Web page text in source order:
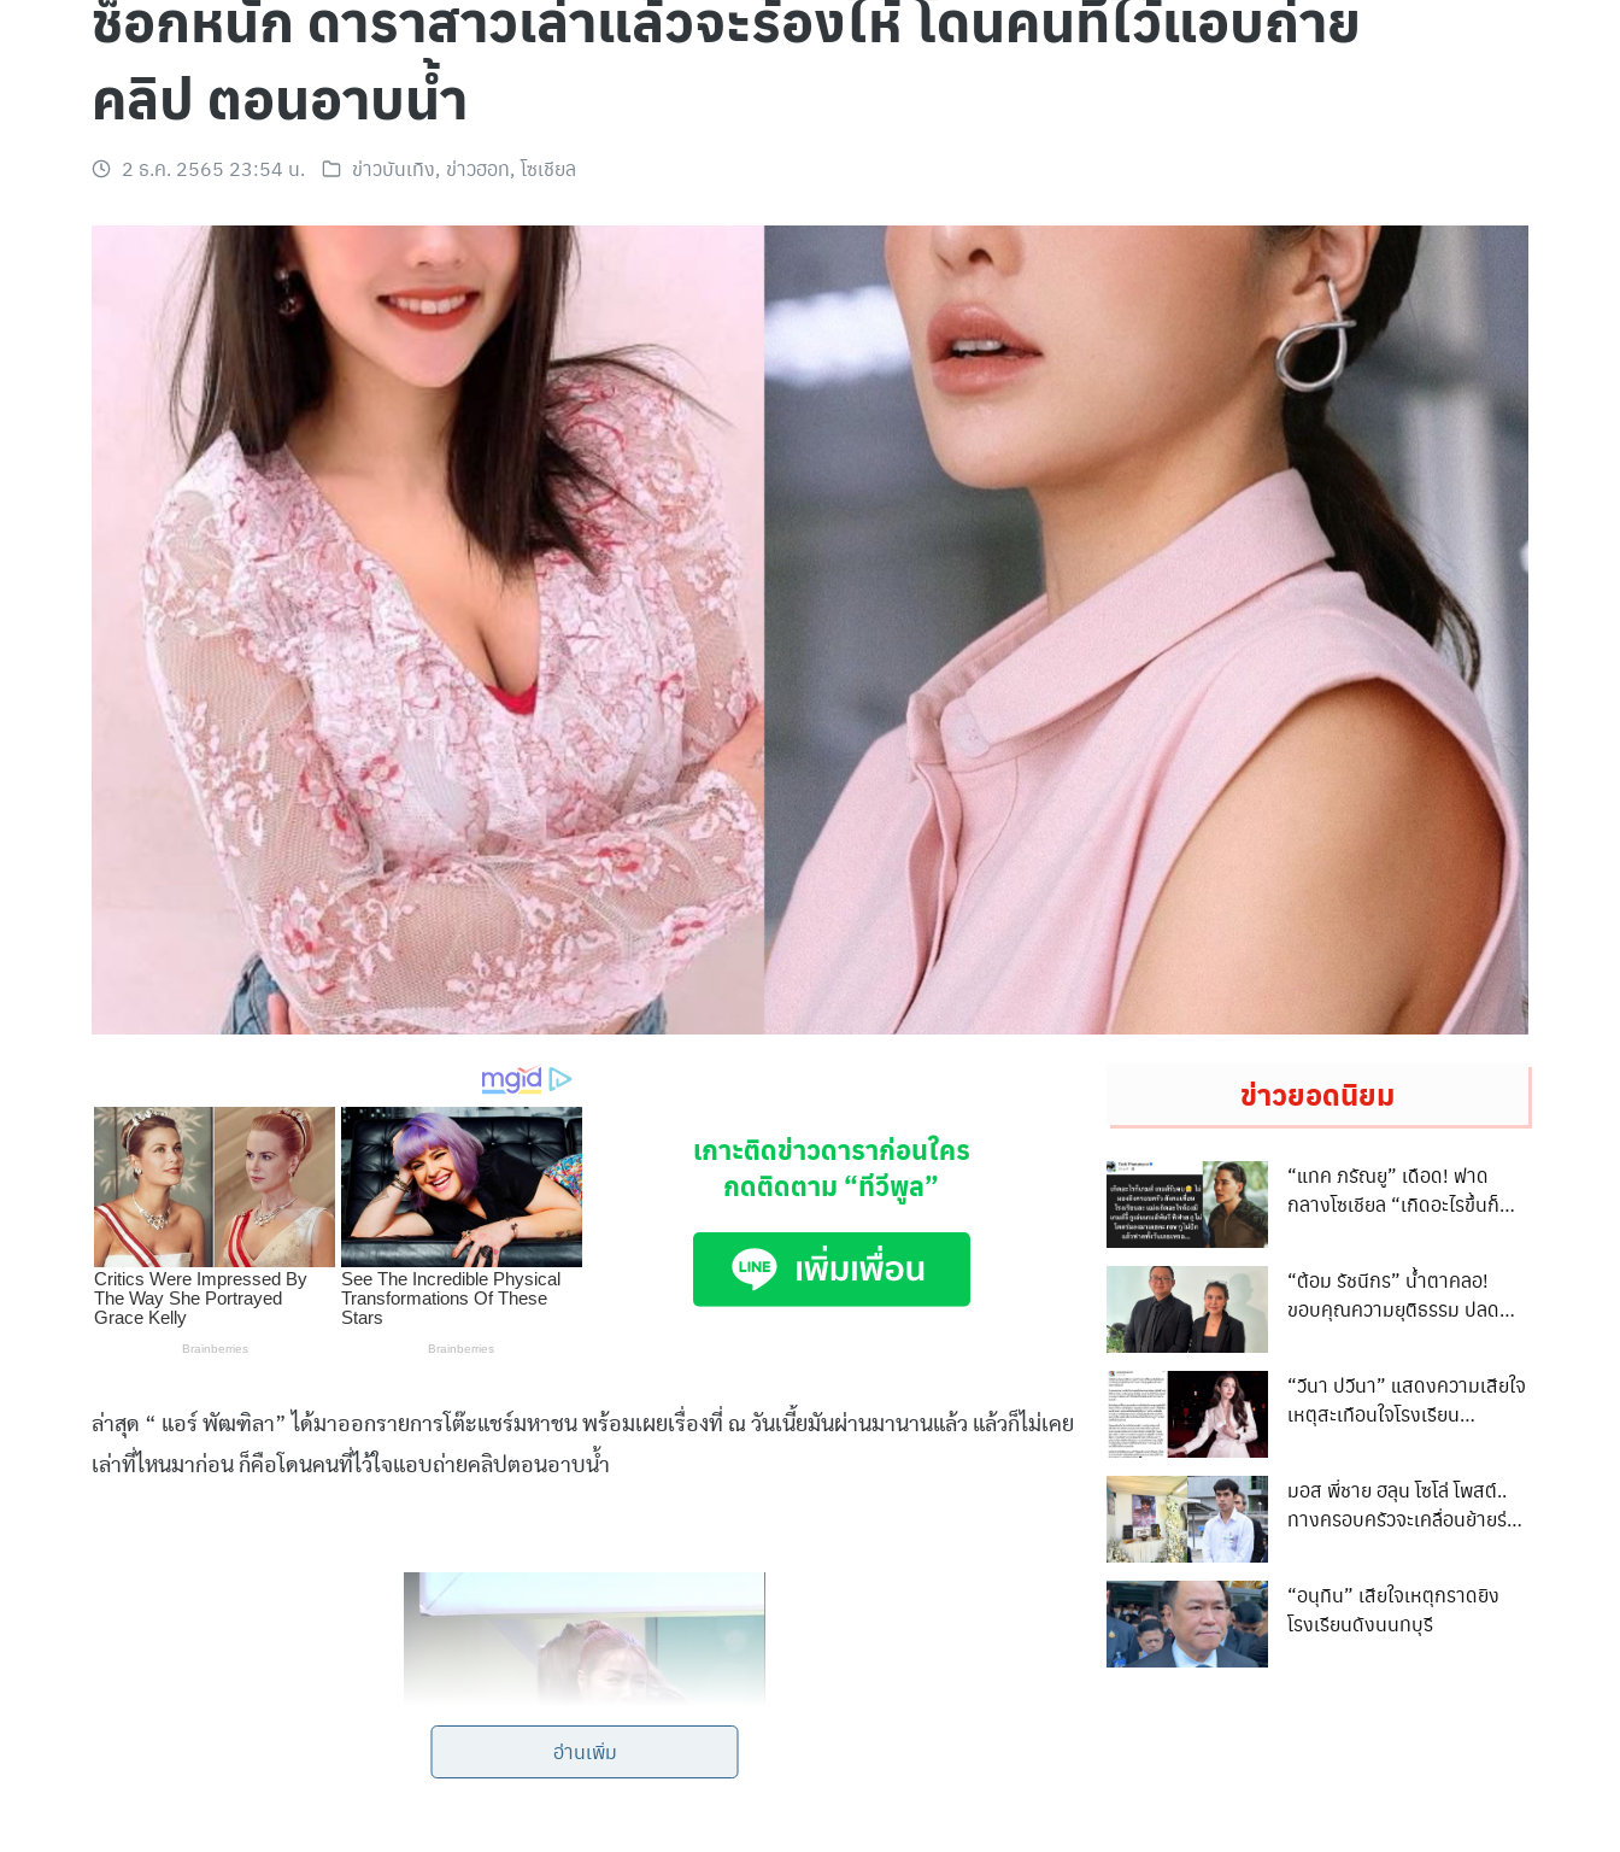
ช็อกหนัก ดาราสาวเล่าแล้วจะร้องไห้ โดนคนที่ไว้แอบถ่าย
คลิป ตอนอาบน้ำ
2 ธ.ค. 2565 23:54 น. ข่าวบันเทิง, ข่าวฮอท, โซเชียล
เกาะติดข่าวดาราก่อนใคร
กดติดตาม “ทีวีพูล”
ล่าสุด “ แอร์ พัฒฑิลา” ได้มาออกรายการโต๊ะแชร์มหาชน พร้อมเผยเรื่องที่ ณ วันเนี้ยมันผ่านมานานแล้ว แล้วก็ไม่เคย
เล่าที่ไหนมาก่อน ก็คือโดนคนที่ไว้ใจแอบถ่ายคลิปตอนอาบน้ำ
อ่านเพิ่ม
ข่าวยอดนิยม
“แทค ภรัณยู” เดือด! ฟาด
กลางโซเชียล “เกิดอะไรขึ้นก็
“ต้อม รัชนีกร” น้ำตาคลอ!
ขอบคุณความยุติธรรม ปลด
“วีนา ปวีนา” แสดงความเสียใจ
เหตุสะเทือนใจโรงเรียน
มอส พี่ชาย ฮลุน โซโล่ โพสต์..
ทางครอบครัวจะเคลื่อนย้ายร่าง
“อนุทิน” เสียใจเหตุกราดยิง
โรงเรียนดังนนทบุรี